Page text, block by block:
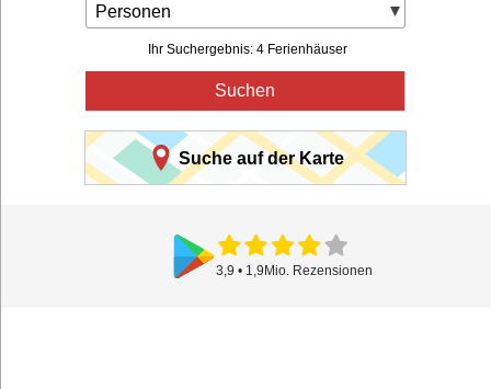
Personen
Ihr Suchergebnis: 4 Ferienhäuser
Suchen
Suche auf der Karte
3,9 • 1,9Mio. Rezensionen